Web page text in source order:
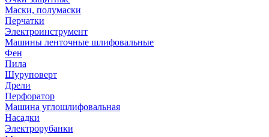
Маски, полумаски
Перчатки
Электроинструмент
Машины ленточные шлифовальные
Фен
Пила
Шуруповерт
Дрели
Перфоратор
Машина углошлифовальная
Насадки
Электрорубанки